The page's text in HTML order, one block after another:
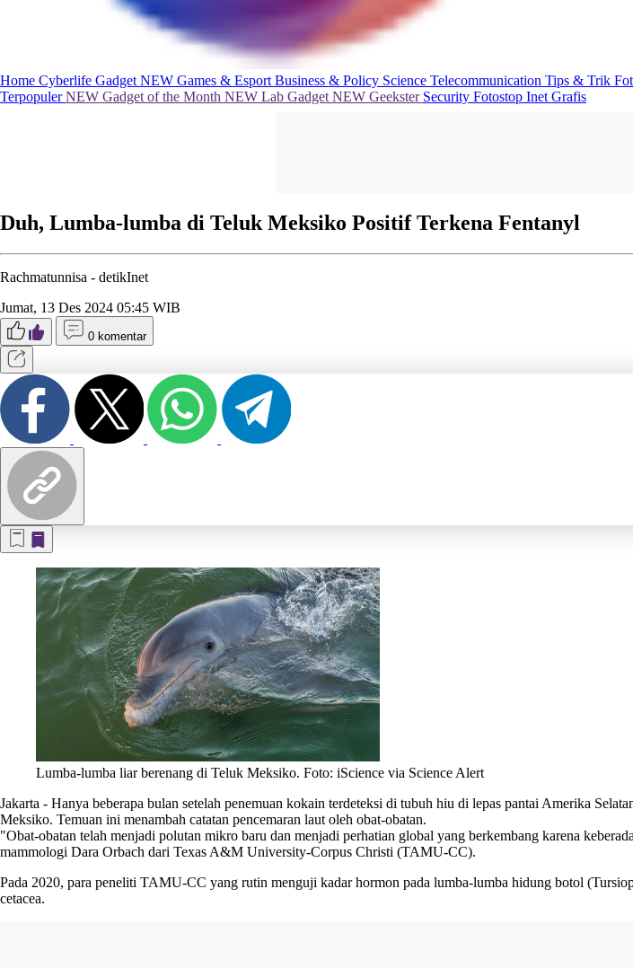
Home Cyberlife Gadget NEW Games & Esport Business & Policy Science Telecommunication Tips & Trik
TerpopulerNEW Gadget of the Month NEW Lab Gadget NEW Geekster Security Fotostop Inet Grafis
Duh, Lumba-lumba di Teluk Meksiko Positif Terkena Fentanyl
Rachmatunnisa - detikInet
Jumat, 13 Des 2024 05:45 WIB
0 komentar
Lumba-lumba liar berenang di Teluk Meksiko. Foto: iScience via Science Alert
Jakarta - Hanya beberapa bulan setelah penemuan kokain terdeteksi di tubuh hiu di lepas pantai Amerika
Meksiko. Temuan ini menambah catatan pencemaran laut oleh obat-obatan.
"Obat-obatan telah menjadi polutan mikro baru dan menjadi perhatian global yang berkembang karena
mammologi Dara Orbach dari Texas A&M University-Corpus Christi (TAMU-CC).
Pada 2020, para peneliti TAMU-CC yang rutin menguji kadar hormon pada lumba-lumba hidung botol
cetacea.